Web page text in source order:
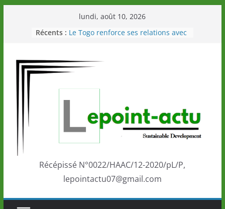
lundi, août 10, 2026
Récents : Le Togo renforce ses relations avec
Éléphants en Côte d’Ivoire
LOTO DETENTE”, un nouveau tirage
marque de confiance au Togo sur
la scène internationale au-delà des
performances de ses athlètes
Togo: Que retenir de la politique
éducation et de l’ambition de
Récépissé N°0022/HAAC/12-2020/pL/P,
lepointactu07@gmail.com